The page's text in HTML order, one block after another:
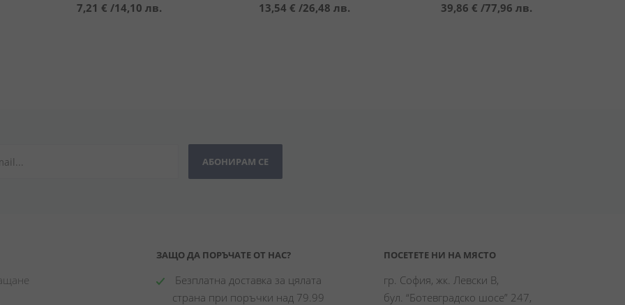
7,21 € /14,10 лв. 13,54 € /26,48 лв. 39,86 € /77,96 лв.
АБОНИРАМ СЕ
ЗАЩО ДА ПОРЪЧАТЕ ОТ НАС?
Безплатна доставка за цялата
страна при поръчки над 79.99
ПОСЕТЕТЕ НИ НА МЯСТО
гр. София, жк. Левски В,
бул. “Ботевградско шосе” 247,